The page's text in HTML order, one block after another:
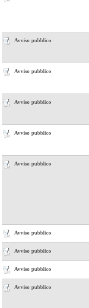
Avviso pubblico
Avviso pubblico
Avviso pubblico
Avviso pubblico
Avviso pubblico
Avviso pubblico
Avviso pubblico
Avviso pubblico
Avviso pubblico